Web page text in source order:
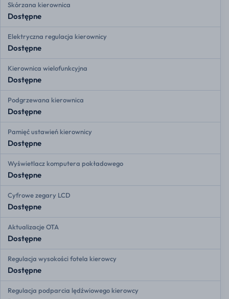
Skórzana kierownica
Dostępne
Elektryczna regulacja kierownicy
Dostępne
Kierownica wielofunkcyjna
Dostępne
Podgrzewana kierownica
Dostępne
Pamięć ustawień kierownicy
Dostępne
Wyświetlacz komputera pokładowego
Dostępne
Cyfrowe zegary LCD
Dostępne
Aktualizacje OTA
Dostępne
Regulacja wysokości fotela kierowcy
Dostępne
Regulacja podparcia lędźwiowego kierowcy